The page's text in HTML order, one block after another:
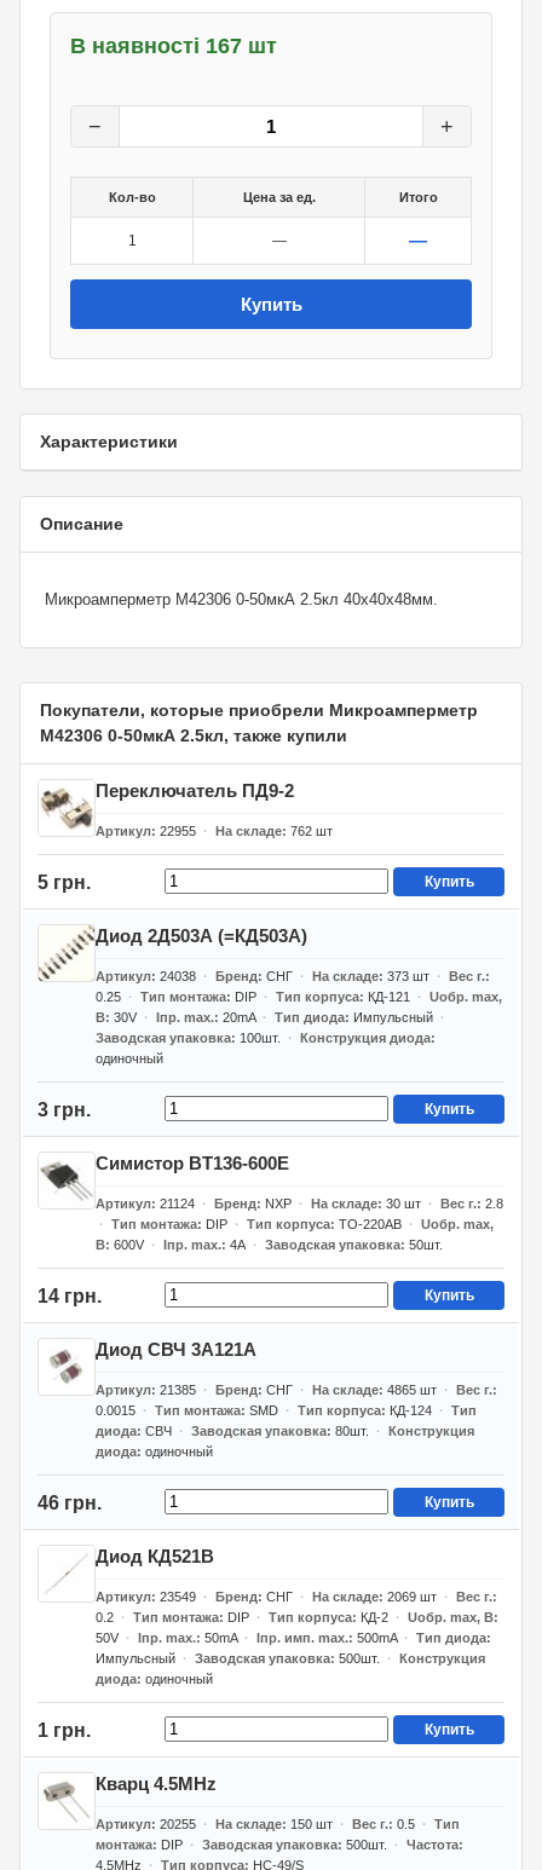
В наявності 167 шт
− +
Кол-во Цена за ед. Итого
1 — —
Купить
Характеристики
Описание
Микроамперметр М42306 0-50мкА 2.5кл 40х40х48мм.
Покупатели, которые приобрели Микроамперметр
М42306 0-50мкА 2.5кл, также купили
Переключатель ПД9-2
Артикул 22955 На складе 762 шт
5 грн. Купить
Диод 2Д503А (=КД503А)
Артикул 24038 Бренд СНГ На складе 373 шт
Вес г.
0.25
Тип монтажа DIP Тип корпуса КД-121
Uобр. max,
В 30V Iпр. max. 20mA Тип диода
Импульсный
Заводская упаковка
100шт.
Конструкция диода
одиночный
3 грн. Купить
Симистор BT136-600E
Артикул 21124 Бренд NXP На складе 30 шт Вес г. 2.8
Тип монтажа
DIP Тип корпуса TO-220AB
Uобр. max,
В 600V Iпр. max. 4А Заводская упаковка 50шт.
14 грн. Купить
Диод СВЧ 3А121А
Артикул 21385 Бренд СНГ На складе 4865 шт
Вес г.
0.0015
Тип монтажа SMD Тип корпуса КД-124
Тип
диода СВЧ Заводская упаковка 80шт.
Конструкция
диода одиночный
46 грн. Купить
Диод КД521В
Артикул 23549 Бренд СНГ На складе 2069 шт
Вес г.
0.2
Тип монтажа DIP Тип корпуса КД-2
Uобр. max, В
50V
Iпр. max. 50mA Iпр. имп. max. 500mA
Тип диода
Импульсный
Заводская упаковка 500шт.
Конструкция
диода одиночный
1 грн. Купить
Кварц 4.5MHz
Артикул 20255 На складе 150 шт Вес г. 0.5
Тип
монтажа
DIP Заводская упаковка 500шт.
Частота
4.5MHz
Тип корпуса HC-49/S